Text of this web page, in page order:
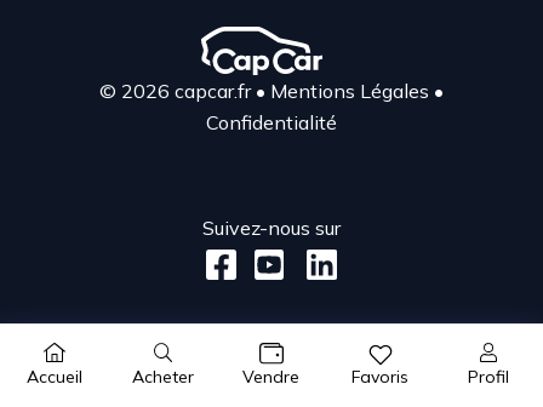
Accueil Acheter Vendre Favoris Profil
© 2026 capcar.fr• Mentions Légales •
Confidentialité
Suivez-nous sur